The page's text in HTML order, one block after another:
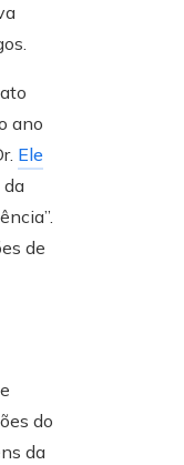
ano
Ele
da
de
do
da